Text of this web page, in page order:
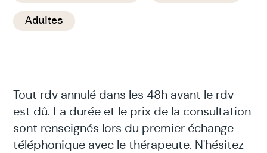
Adultes
Tout rdv annulé dans les 48h avant le rdv
est dû. La durée et le prix de la consultation
sont renseignés lors du premier échange
téléphonique avec le thérapeute. N'hésitez